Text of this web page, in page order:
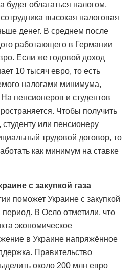
будет облагаться налогом,
высокая налоговая
денег. В среднем после
работающего в Германии
Если же годовой доход
10 тысяч евро, то есть
налогами минимума,
пенсионеров и студентов
Чтобы получить
или пенсионеру
трудовой договор, то
как минимум на ставке
с закупкой газа
поможет Украине с закупкой
период. В Осло отметили, что
экономическое
в Украине напряжённое
Правительство
около 200 млн евро